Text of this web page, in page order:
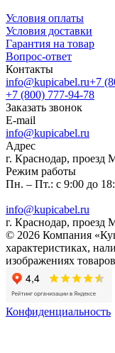
Условия оплаты
Условия доставки
Гарантия на товар
Вопрос-ответ
Контакты
info@kupicabel.ru+7
+7 (800) 777-94-78
Заказать звонок
E-mail
info@kupicabel.ru
Адрес
г. Краснодар, проезд
Режим работы
Пн. – Пт.: с 9:00 до
info@kupicabel.ru
г. Краснодар, проезд
© 2026 Компания
характеристиках,
изображениях
Конфиденциальность